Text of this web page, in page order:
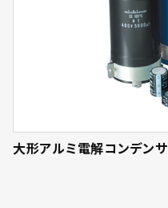
大形アルミ電解コンデンサ